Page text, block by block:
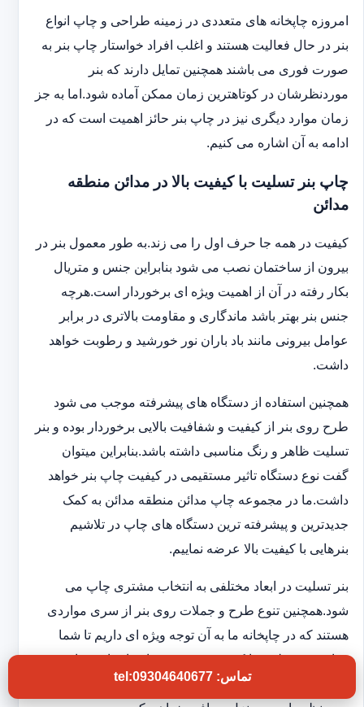
امروزه چاپخانه های متعددی در زمینه طراحی و چاپ انواع
بنر در حال فعالیت هستند و اغلب افراد خواستار چاپ بنر به
صورت فوری می باشند همچنین تمایل دارند که بنر
موردنظرشان در کوتاهترین زمان ممکن آماده شود.اما به جز
زمان موارد دیگری نیز در چاپ بنر حائز اهمیت است که در
ادامه به آن اشاره می کنیم.
چاپ بنر تسلیت با کیفیت بالا در مدائن منطقه
مدائن
کیفیت در همه جا حرف اول را می زند.به طور معمول بنر در
بیرون از ساختمان نصب می شود بنابراین جنس و متریال
بکار رفته در آن از اهمیت ویژه ای برخوردار است.هرچه
جنس بنر بهتر باشد ماندگاری و مقاومت بالاتری در برابر
عوامل بیرونی مانند باد باران نور خورشید و رطوبت خواهد
داشت.
همچنین استفاده از دستگاه های پیشرفته موجب می شود
طرح روی بنر از کیفیت و شفافیت بالایی برخوردار بوده و بنر
تسلیت ظاهر و رنگ مناسبی داشته باشد.بنابراین میتوان
گفت نوع دستگاه تاثیر مستقیمی در کیفیت چاپ بنر خواهد
داشت.ما در مجموعه چاپ مدائن منطقه مدائن به کمک
جدیدترین و پیشرفته ترین دستگاه های چاپ در تلاشیم
بنرهایی با کیفیت بالا عرضه نماییم.
بنر تسلیت در ابعاد مختلفی به انتخاب مشتری چاپ می
شود.همچنین تنوع طرح و جملات روی بنر از سری مواردی
هستند که در چاپخانه ما به آن توجه ویژه ای داریم تا شما
بتوانید بنر تسلیتی با کیفیت و فوری در اختیار داشته باشید.به
این ترتیب بدون اتلاف وقت و در کوتاهترین زمان بنر
تماس: tel:09304640677